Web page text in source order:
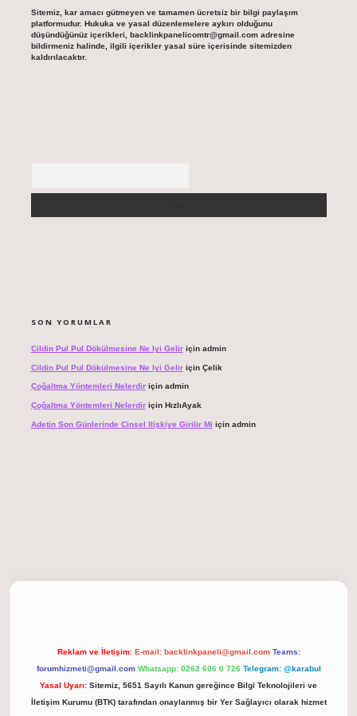
Sitemiz, kar amacı gütmeyen ve tamamen ücretsiz bir bilgi paylaşım
platformudur. Hukuka ve yasal düzenlemelere aykırı olduğunu
düşündüğünüz içerikleri, backlinkpanelicomtr@gmail.comadresine
bildirmeniz halinde, ilgili içerikler yasal süre içerisinde sitemizden
kaldırılacaktır.
SON YORUMLAR
Cildin Pul Pul Dökülmesine Ne Iyi Geliriçin admin
Cildin Pul Pul Dökülmesine Ne Iyi Geliriçin Çelik
Çoğaltma Yöntemleri Nelerdiriçin admin
Çoğaltma Yöntemleri Nelerdiriçin HızlıAyak
Adetin Son Günlerinde Cinsel Ilişkiye Girilir Mi için admin
Reklam ve İletişim: E-mail: backlinkpaneli@gmail.com Teams:
forumhizmeti@gmail.com Whatsapp: 0262 606 0 726 Telegram: @karabul
Yasal Uyarı: Sitemiz, 5651 Sayılı Kanun gereğince Bilgi Teknolojileri ve
İletişim Kurumu (BTK) tarafından onaylanmış bir Yer Sağlayıcı olarak hizmet